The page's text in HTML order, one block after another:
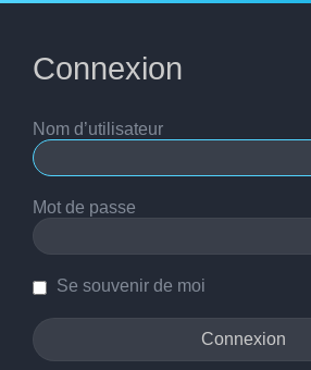
Connexion
Nom d’utilisateur
Mot de passe
Se souvenir de moi